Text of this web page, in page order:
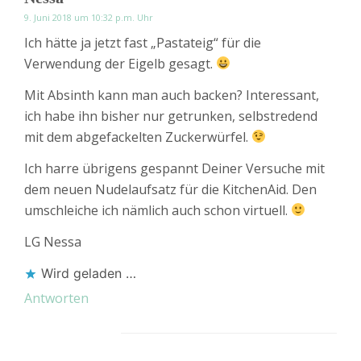
9. Juni 2018 um 10:32 p.m. Uhr
Ich hätte ja jetzt fast „Pastateig“ für die
Verwendung der Eigelb gesagt.
Mit Absinth kann man auch backen? Interessant,
ich habe ihn bisher nur getrunken, selbstredend
mit dem abgefackelten Zuckerwürfel.
Ich harre übrigens gespannt Deiner Versuche mit
dem neuen Nudelaufsatz für die KitchenAid. Den
umschleiche ich nämlich auch schon virtuell.
LG Nessa
Wird geladen …
Antworten